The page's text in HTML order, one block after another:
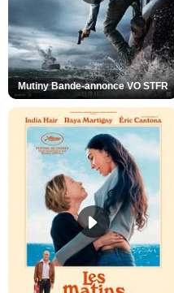
Mutiny Bande-annonce VO STFR